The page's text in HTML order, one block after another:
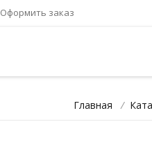
Оформить заказ
Главная /